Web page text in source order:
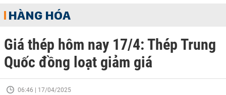
HÀNG HÓA
Giá thép hôm nay 17/4: Thép Trung
Quốc đồng loạt giảm giá
06:46 | 17/04/2025